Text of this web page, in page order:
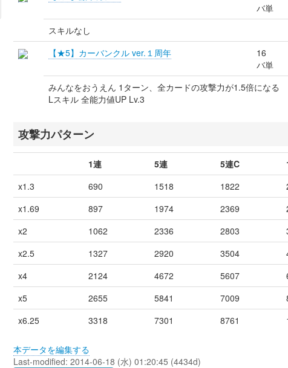
バ単
スキルなし
【★5】カーバンクル ver.１周年
16
バ単
みんなをおうえん 1ターン、全カードの攻撃力が1.5倍になる
Lスキル 全能力値UP Lv.3
攻撃力パターン
1連 5連 5連C
x1.3
690 1518 1822
x1.69
897 1974 2369
x2
1062 2336 2803
x2.5
1327 2920 3504
x4
2124 4672 5607
x5
2655 5841 7009
x6.25
3318 7301 8761
本データを編集する
Last-modified: 2014-06-18 (水) 01:20:45 (4434d)